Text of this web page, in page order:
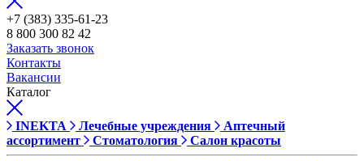
+7 (383) 335-61-23
8 800 300 82 42
Заказать звонок
Контакты
Вакансии
Каталог
INEKTA Лечебные учреждения
Аптечный
ассортимент
Стоматология Салон красоты